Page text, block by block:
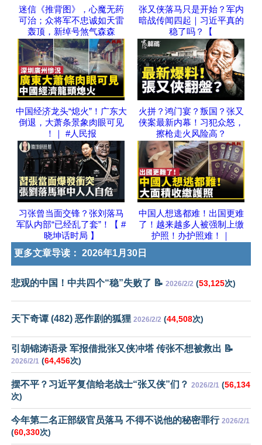
迷信《推背图》，心魔无药
可治；众将军不忠诚如天雷
轰顶，新绰号煞气森森
张又侠落马只是开始？军内
暗战传闻四起｜习近平真的
稳了吗？【
中国经济龙头“熄火”！广东大
倒退，大萧条景象肉眼可见
！｜ #人民报
火拼？鸿门宴？叛国？张又
侠案最新内幕！习犯众怒，
擦枪走火风险高？
习张曾当面交锋？张刘落马
军队内部“已经乱了套”！【 #
晓坤话时局 】
中国人想逃都难！出国更难
了！越来越多人被强制上缴
护照！办护照难！｜
更多文章导读： 2026年1月30日
悲观的中国！中共四个“稳”失败了 📝 2026/2/2 (53,125次)
天下奇谭 (482) 恶作剧的狐狸 2026/2/2 (44,508次)
引胡锦涛语录 军报借批张又侠冲塔 传张不想被救出 📝
2026/2/1 (64,456次)
摆不平？习近平复信给老战士“张又侠”们？ 2026/2/1 (56,134
次)
今年第二名正部级官员落马 不得不说他的秘密罪行 2026/2/1
(60,330次)